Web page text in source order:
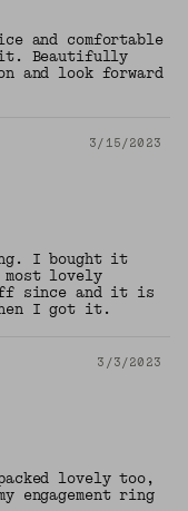
and comfortable
Beautifully
and look forward
3/15/2023
I bought it
most lovely
since and it is
I got it.
3/3/2023
lovely too,
ring